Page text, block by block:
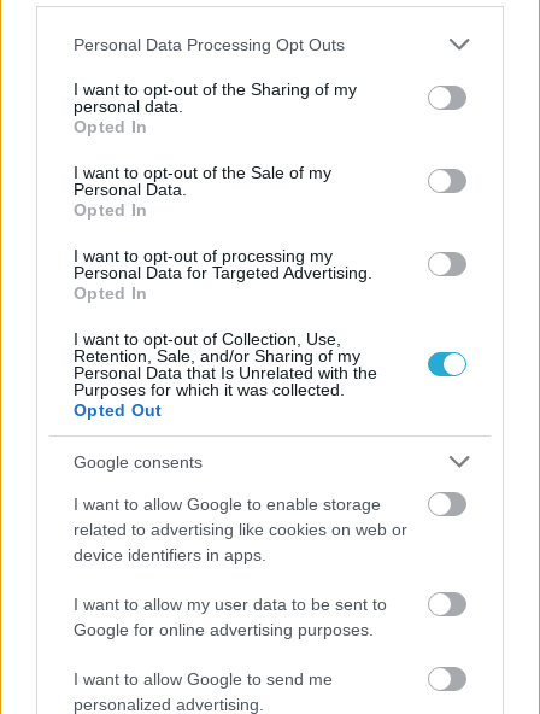
Please note that this website/app uses one or more Google
not limited to your visit or usage behaviour. You may click to
grant or deny consent to Google and its third-party tags to
use your data for below specified purposes in below Google
consent section.
Personal Data Processing Opt Outs
I want to opt-out of the Sharing of my
personal data.
Opted In
I want to opt-out of the Sale of my
Personal Data.
Opted In
I want to opt-out of processing my
Personal Data for Targeted Advertising.
Opted In
I want to opt-out of Collection, Use,
Retention, Sale, and/or Sharing of my
Personal Data that Is Unrelated with the
Purposes for which it was collected.
Opted Out
Google consents
I want to allow Google to enable storage
related to advertising like cookies on web or
device identifiers in apps.
I want to allow my user data to be sent to
Google for online advertising purposes.
I want to allow Google to send me
personalized advertising.